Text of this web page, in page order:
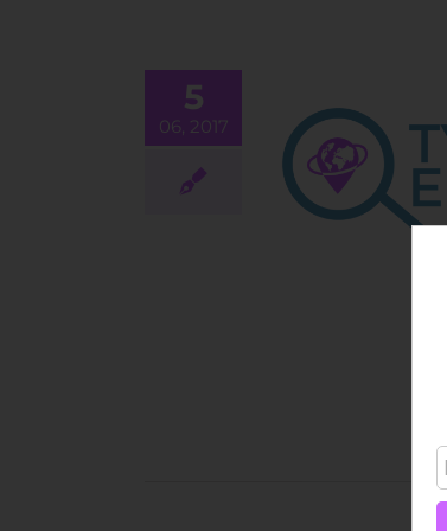
5
06, 2017
en teledetección
a la agricultura de